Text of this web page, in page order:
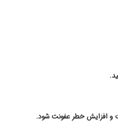
و افزایش خطر عفونت شود.